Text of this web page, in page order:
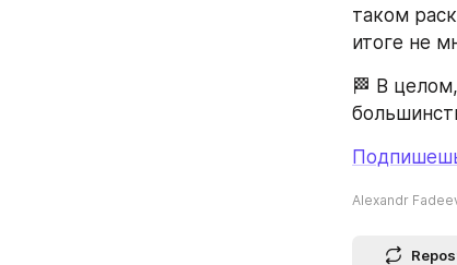
таком
итоге не
🏁 В
Alexandr